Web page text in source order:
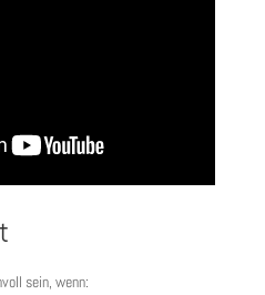
sein, wenn: